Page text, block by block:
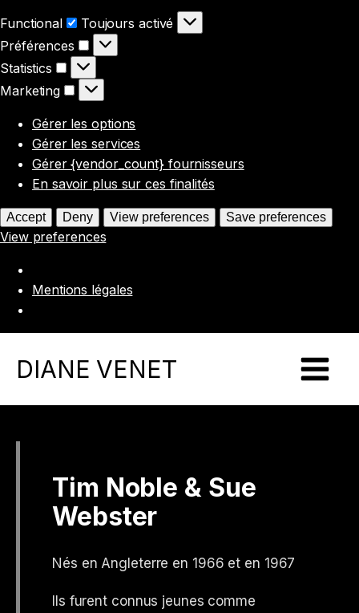
Functional Functional
Toujours activé
Préférences
Préférences
Statistics
Statistics
Marketing
Marketing
Gérer les options
Gérer les services
Gérer {vendor_count} fournisseurs
En savoir plus sur ces finalités
Accept Deny View preferences Save preferences
View preferences
Mentions légales
DIANE VENET
Tim Noble & Sue
Webster
Nés en Angleterre en 1966 et en 1967
Ils furent connus jeunes comme